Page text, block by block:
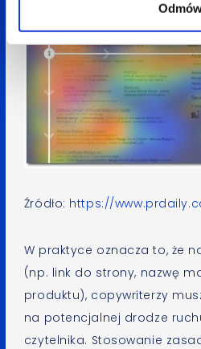
Źródło: https://
W praktyce oznacza to, że
(np. link do strony, nazwę
produktu), copywriterzy
na potencjalnej drodze
czytelnika. Stosowanie